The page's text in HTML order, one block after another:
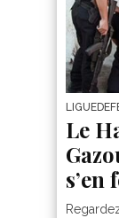
Le
s’en